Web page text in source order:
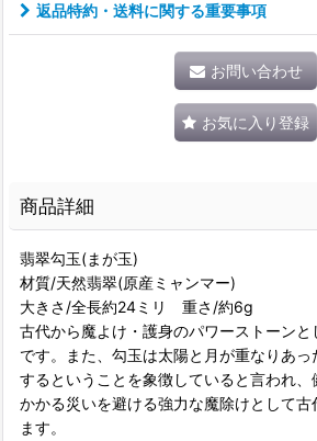
返品特約・送料に関する重要事項
お問い合わせ
お気に入り登録
商品詳細
翡翠勾玉(まが玉)
材質/天然翡翠(原産ミャンマー)
大きさ/全長約24ミリ 重さ/約6g
古代から魔よけ・護身のパワーストーン
です。また、勾玉は太陽と月が重なりあ
するということを象徴していると言われ
かかる災いを避ける強力な魔除けとして
ます。